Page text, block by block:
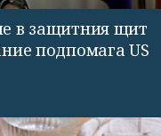
в защитния щит
подпомага US